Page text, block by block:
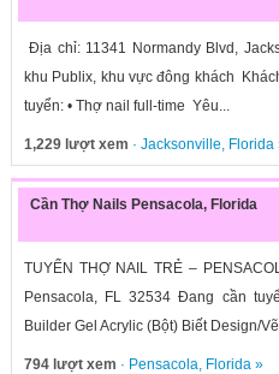
Địa chỉ: 11341 Normandy Blvd,
khu Publix, khu vực đông khách
tuyển: • Thợ nail full-time Yêu...
1,229 lượt xem · Jacksonville, Florida
Cần Thợ Nails Pensacola, Florida
TUYỂN THỢ NAIL TRẺ –
Pensacola, FL 32534 Đang cần
Builder Gel Acrylic (Bột) Biết Design/
794 lượt xem · Pensacola, Florida»